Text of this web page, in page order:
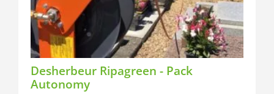
Desherbeur Ripagreen - Pack
Autonomy